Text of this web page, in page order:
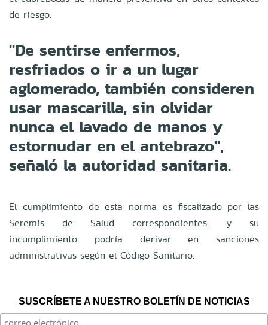
de riesgo.
"De sentirse enfermos,
resfriados o ir a un lugar
aglomerado, también consideren
usar mascarilla, sin olvidar
nunca el lavado de manos y
estornudar en el antebrazo",
señaló la autoridad sanitaria.
El cumplimiento de esta norma es fiscalizado por las
Seremis de Salud correspondientes, y su
incumplimiento podría derivar en sanciones
administrativas según el Código Sanitario.
SUSCRÍBETE A NUESTRO BOLETÍN DE NOTICIAS